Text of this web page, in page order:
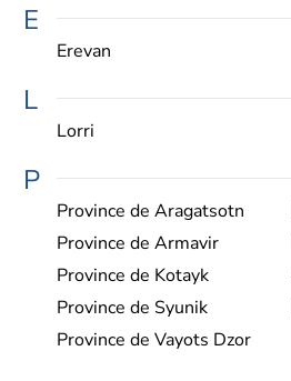
E
Erevan
L
Lorri
P
Province de Aragatsotn
Province de Armavir
Province de Kotayk
Province de Syunik
Province de Vayots Dzor